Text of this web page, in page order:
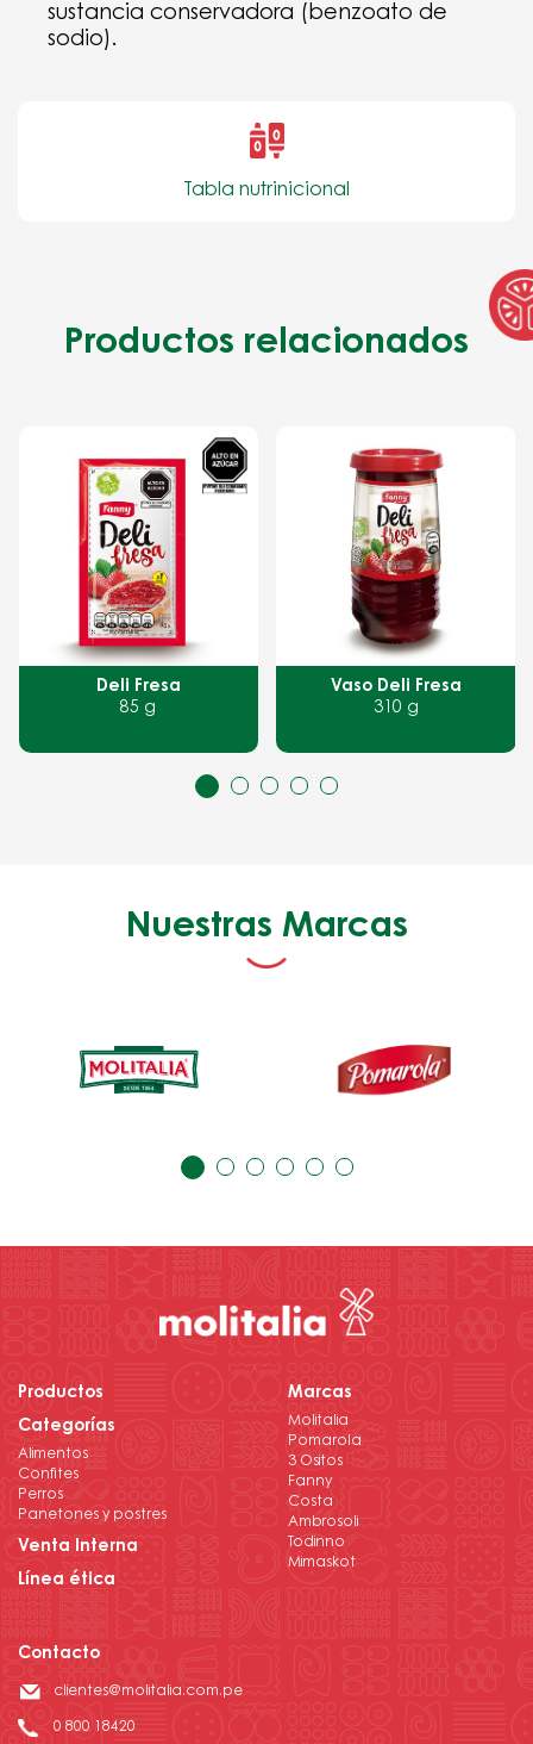
sustancia conservadora (benzoato de
sodio).
Tabla nutrinicional
Productos relacionados
Deli Fresa
85 g
Vaso Deli Fresa
310 g
Nuestras Marcas
Productos
Categorías
Alimentos
Confites
Perros
Panetones y postres
Venta Interna
Línea ética
Marcas
Molitalia
Pomarola
3 Ositos
Fanny
Costa
Ambrosoli
Todinno
Mimaskot
Contacto
clientes@molitalia.com.pe
0 800 18420